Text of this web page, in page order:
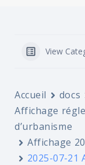
View
Accueil docs
Affichage
d’urbanisme
Affichage
2025-07-21